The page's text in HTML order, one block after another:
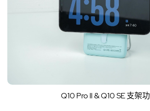
Q10 Pro II & Q10 SE 支架